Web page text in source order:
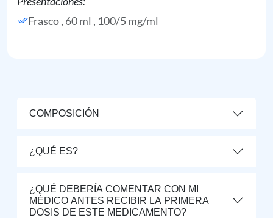
Frasco , 60 ml , 100/5 mg/ml
COMPOSICIÓN
¿QUÉ ES?
¿QUÉ DEBERÍA COMENTAR CON MI
MÉDICO ANTES RECIBIR LA PRIMERA
DOSIS DE ESTE MEDICAMENTO?